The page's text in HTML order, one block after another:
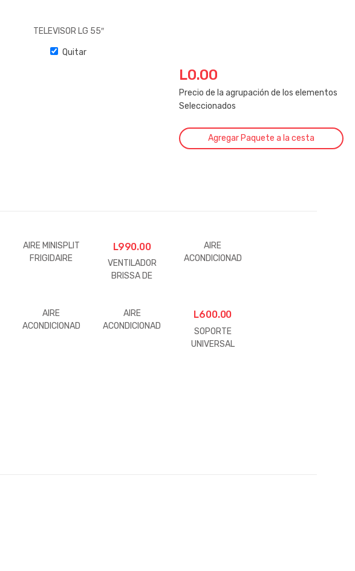
TELEVISOR LG 55″
Quitar
L0.00
Precio de la agrupación de los elementos
Seleccionados
Agregar Paquete a la cesta
AIRE MINISPLIT
FRIGIDAIRE
L990.00
VENTILADOR
BRISSA DE
AIRE
ACONDICIONAD
AIRE
ACONDICIONAD
AIRE
ACONDICIONAD
L600.00
SOPORTE
UNIVERSAL